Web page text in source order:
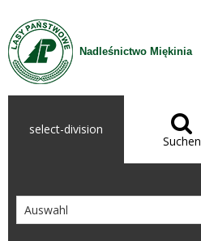
Zum Inhalt wechseln
Nadleśnictwo Miękinia
select-division 
Suchen